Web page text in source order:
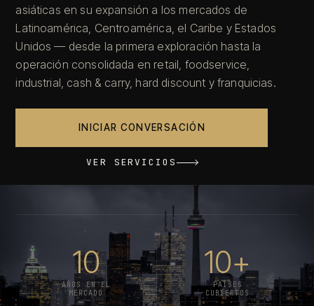
asiáticas en su expansión a los mercados de
Latinoamérica, Centroamérica, el Caribe y Estados
Unidos — desde la primera exploración hasta la
operación consolidada en retail, foodservice,
industrial, cash & carry, hard discount y franquicias.
INICIAR CONVERSACIÓN
VER SERVICIOS
10
AÑOS EN EL
MERCADO
10+
PAÍSES
CUBIERTOS